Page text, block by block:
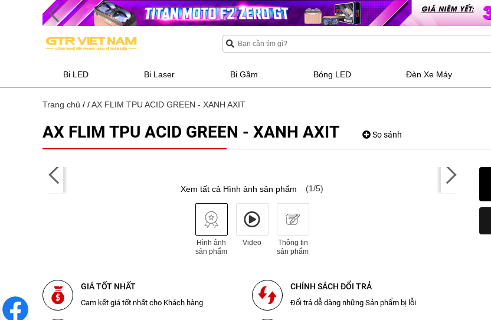
Bi LED Bi Laser Bi Gầm Bóng LED Đèn Xe Máy
Trang chủ / /AX FLIM TPU ACID GREEN - XANH AXIT
AX FLIM TPU ACID GREEN - XANH AXIT So sánh
Xem tất cả Hình ảnh sản phẩm (1/5)
Hình ảnh
sản phẩm
Video
Thông tin
sản phẩm
GIÁ TỐT NHẤT
Cam kết giá tốt nhất cho Khách hàng
CHÍNH SÁCH ĐỔI TRẢ
Đổi trả dễ dàng những Sản phẩm bị lỗi